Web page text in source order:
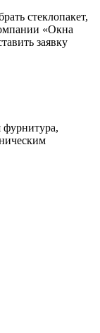
стеклопакет,
«Окна
заявку